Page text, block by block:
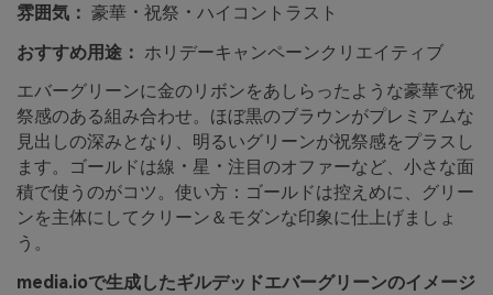
雰囲気： 豪華・祝祭・ハイコントラスト
おすすめ用途： ホリデーキャンペーンクリエイティブ
エバーグリーンに金のリボンをあしらったような豪華で祝
祭感のある組み合わせ。ほぼ黒のブラウンがプレミアムな
見出しの深みとなり、明るいグリーンが祝祭感をプラスし
ます。ゴールドは線・星・注目のオファーなど、小さな面
積で使うのがコツ。使い方：ゴールドは控えめに、グリー
ンを主体にしてクリーン＆モダンな印象に仕上げましょ
う。
media.ioで生成したギルデッドエバーグリーンのイメージ